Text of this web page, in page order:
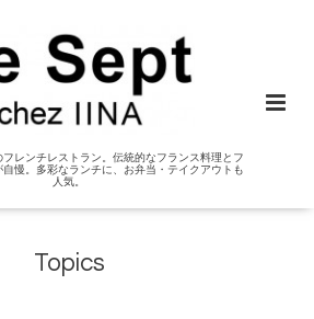
レンチレストラン。伝統的なフランス料理とフ
慢。多彩なランチに、お弁当・テイクアウトも
人気。
Topics